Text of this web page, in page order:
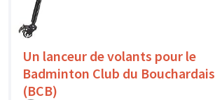
Un lanceur de volants pour le
Badminton Club du Bouchardais
(BCB)